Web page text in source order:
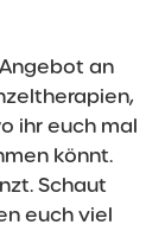
an
ihr euch mal
könnt.
Schaut
euch viel